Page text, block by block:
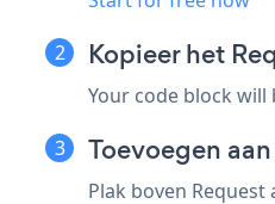
Kopieer het
Your code block will
Toevoegen
Plak boven